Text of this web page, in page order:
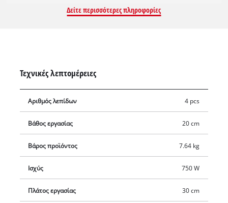
απελευθερωθεί. Το εργονομικό τιμόνι του GC-RT 7530
Δείτε περισσότερες πληροφορίες
Τεχνικές λεπτομέρειες
Αριθμός λεπίδων 4 pcs
Βάθος εργασίας 20 cm
Βάρος προϊόντος 7.64 kg
Ισχύς 750 W
Πλάτος εργασίας 30 cm